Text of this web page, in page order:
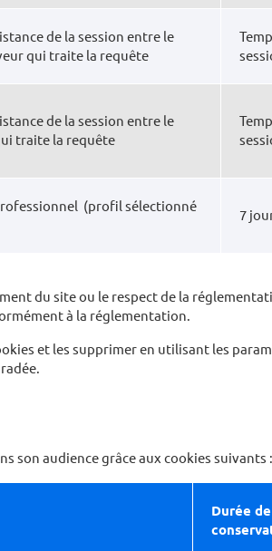
de la session entre le
qui traite la requête
de la session entre le
traite la requête
(profil sélectionné
7
du site ou le respect de la
à la réglementation.
et les supprimer en utilisant les
son audience grâce aux cookies suivants :
Durée de